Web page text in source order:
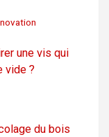
une vis qui
vide ?
du bois